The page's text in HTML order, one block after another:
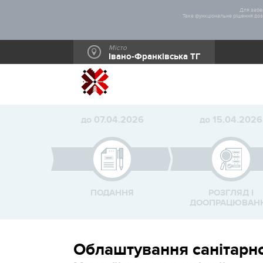
Для
Таке функціональне рішення
Місто
Івано-Франківська ТГ
до 07.04.2026
ПОДАННЯ
до 15.04.2026
РОЗГЛЯД І
Облаштування